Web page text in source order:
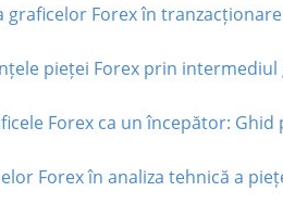
Forex în
pieței Forex prin intermediul
Forex ca un începător:
Forex în analiza tehnică a